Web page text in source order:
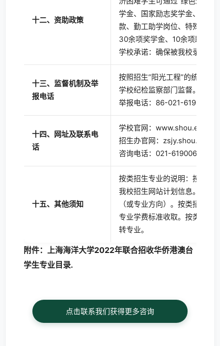
十二、资助政策
学金、国家励志奖学金、上海
款、勤工助学岗位、特殊困难
30余项奖学金、10余项助学金
学校承诺：确保被我校录取的
十三、监督机制及举
报电话
按照招生“阳光工程”的统一要
学校纪检监察部门监督。
举报电话：86-021-61900294
十四、网址及联系电
话
学校官网：www.shou.edu.cn
招生办官网：
咨询电话：021-61900607、
十五、其他须知
按类招生专业的说明：按类招
我校招生网站计划信息。入学
（或专业方向）。按类招生
专业学费标准收取。按类招生
转专业。
附件： 上海海洋大学2022年联合招收华侨港澳台
学生专业目录.
点击联系我们获得更多咨询